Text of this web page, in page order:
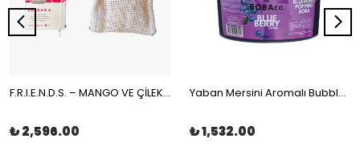
F.R.I.E.N.D.S. – MANGO VE ÇİLEKLİ MEYVE ÇAYI MÜSLİN ÇAY POŞETİ 100x2gr | The Boba Co.
₺ 2,596.00
Yaban Mersini Aromalı Bubble Tea Boba 3,4kg | The Boba Co.
₺ 1,532.00